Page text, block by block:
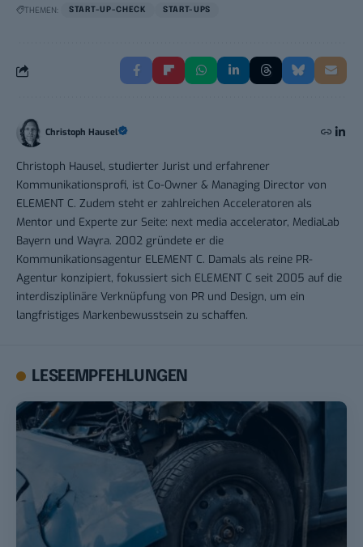
THEMEN: START-UP-CHECK START-UPS
Christoph Hausel
Christoph Hausel, studierter Jurist und erfahrener
Kommunikationsprofi, ist Co-Owner & Managing Director von
ELEMENT C. Zudem steht er zahlreichen Acceleratoren als
Mentor und Experte zur Seite: next media accelerator, MediaLab
Bayern und Wayra. 2002 gründete er die
Kommunikationsagentur ELEMENT C. Damals als reine PR-
Agentur konzipiert, fokussiert sich ELEMENT C seit 2005 auf die
interdisziplinäre Verknüpfung von PR und Design, um ein
langfristiges Markenbewusstsein zu schaffen.
LESEEMPFEHLUNGEN